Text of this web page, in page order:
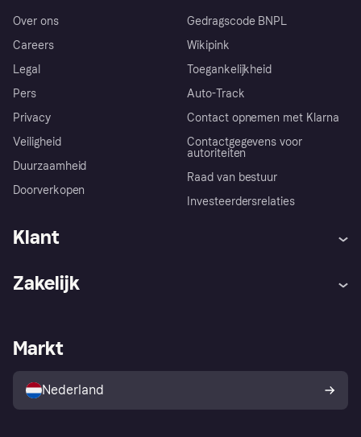
Over ons
Careers
Legal
Pers
Privacy
Veiligheid
Duurzaamheid
Doorverkopen
Gedragscode BNPL
Wikipink
Toegankelijkheid
Auto-Track
Contact opnemen met Klarna
Contactgegevens voor
autoriteiten
Raad van bestuur
Investeerdersrelaties
Klant
Winkeloverzicht
Kopersbescherming voor
consumenten
Zakelijk
Zakelijke login
Markt
Nederland